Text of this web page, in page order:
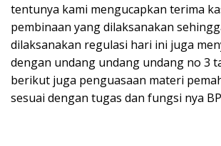
tentunya kami mengucapkan terima
pembinaan yang dilaksanakan
dilaksanakan regulasi hari ini juga
dengan undang undang undang no 3
berikut juga penguasaan materi
sesuai dengan tugas dan fungsi nya